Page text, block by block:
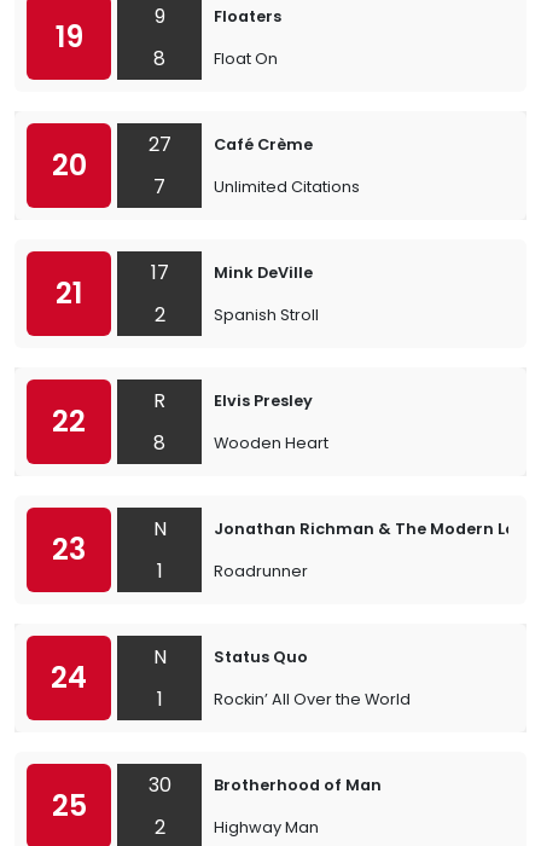
19
9
8
Floaters
Float On
20
27
7
Café Crème
Unlimited Citations
21
17
2
Mink DeVille
Spanish Stroll
22
R
8
Elvis Presley
Wooden Heart
23
N
1
Jonathan Richman & The Modern
Roadrunner
24
N
1
Status Quo
Rockin’ All Over the World
25
30
2
Brotherhood of Man
Highway Man